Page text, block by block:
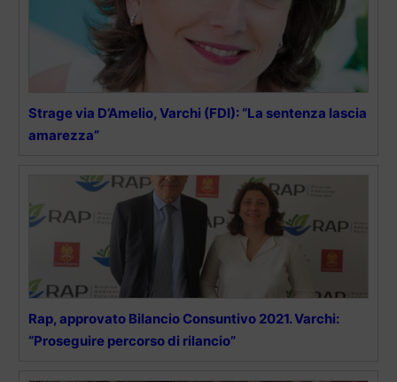
Strage via D’Amelio, Varchi (FDI): “La sentenza lascia
amarezza”
Rap, approvato Bilancio Consuntivo 2021. Varchi:
“Proseguire percorso di rilancio”